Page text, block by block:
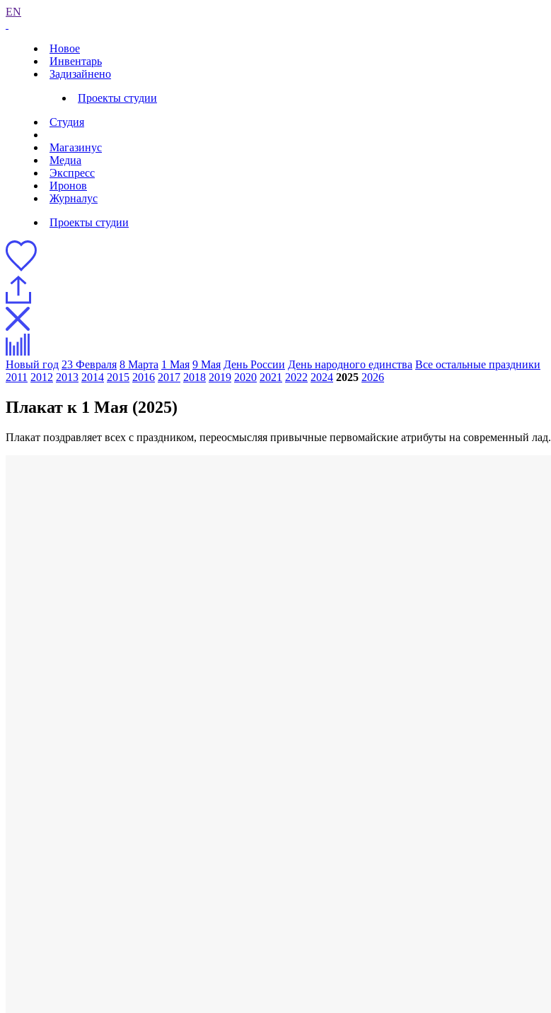
EN
Новое
Инвентарь
Задизайнено
Проекты студии
Студия
Магазинус
Медиа
Экспресс
Иронов
Журналус
Проекты студии
Новый год 23 Февраля 8 Марта 1 Мая 9 Мая День России День народного единства Все остальные праздники
2011 2012 2013 2014 2015 2016 2017 2018 2019 2020 2021 2022 2024 2025 2026
Плакат к 1 Мая (2025)
Плакат поздравляет всех с праздником, переосмысляя привычные первомайские атрибуты на современный лад.